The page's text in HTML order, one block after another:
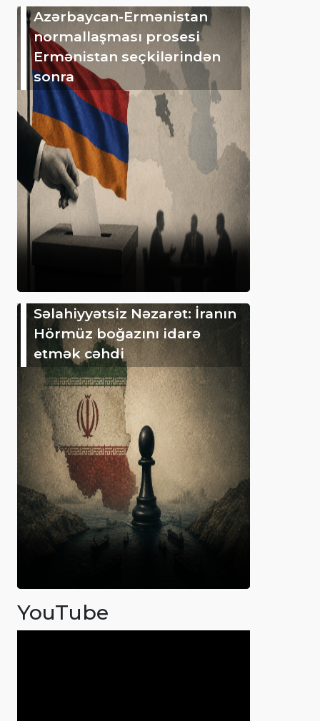
Azərbaycan-Ermənistan
normallaşması prosesi
Ermənistan seçkilərindən
sonra
Səlahiyyətsiz Nəzarət: İranın
Hörmüz boğazını idarə
etmək cəhdi
YouTube